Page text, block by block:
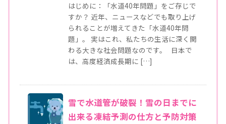
はじめに：「水道40年問題」をご存じで
すか？ 近年、ニュースなどでも取り上げ
られることが増えてきた「水道40年問
題」。 実はこれ、私たちの生活に深く関
わる大きな社会問題なのです。 日本で
は、高度経済成長期に […]
雪で水道管が破裂！雪の日までに
出来る凍結予測の仕方と予防対策